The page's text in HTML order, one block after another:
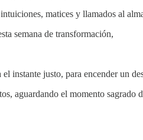
matices y llamados al
semana de transformación,
instante justo, para encender un
aguardando el momento sagrado